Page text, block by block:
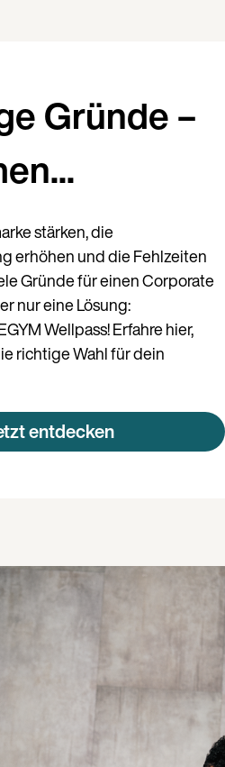
Gründe –
stärken, die
erhöhen und die Fehlzeiten
Gründe für einen Corporate
nur eine Lösung:
Wellpass! Erfahre hier,
richtige Wahl für dein
entdecken